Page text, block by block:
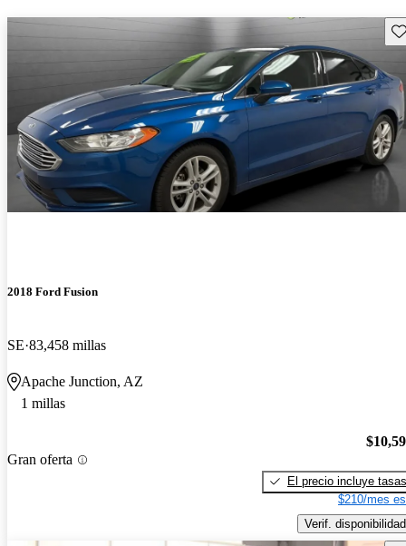
2018 Ford Fusion
SE 83,458 millas
Apache Junction, AZ
1 millas
Gran oferta
El precio incluye tasas
$210/mes
Verif. disponibilidad